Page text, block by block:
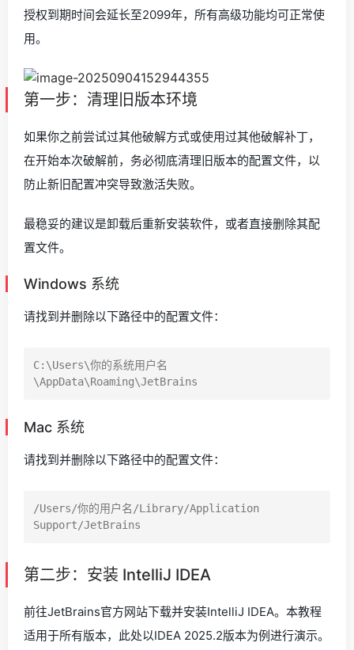
授权到期时间会延长至2099年，所有高级功能均可正常使
用。
第一步：清理旧版本环境
如果你之前尝试过其他破解方式或使用过其他破解补丁，
在开始本次破解前，务必彻底清理旧版本的配置文件，以
防止新旧配置冲突导致激活失败。
最稳妥的建议是卸载后重新安装软件，或者直接删除其配
置文件。
Windows 系统
请找到并删除以下路径中的配置文件：
C:\Users\你的系统用户名
Mac 系统
请找到并删除以下路径中的配置文件：
/Users/你的用户名/Library/Application
第二步：安装 IntelliJ IDEA
前往JetBrains官方网站下载并安装IntelliJ IDEA。本教程
适用于所有版本，此处以IDEA 2025.2版本为例进行演示。